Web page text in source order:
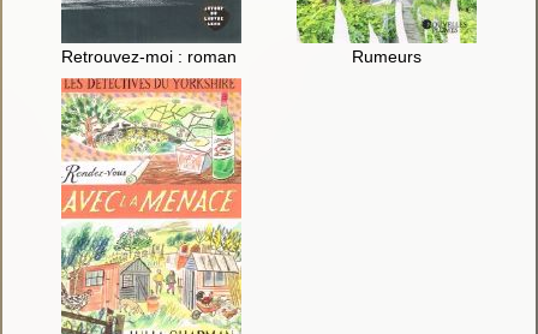
Retrouvez-moi : roman policier Rumeurs